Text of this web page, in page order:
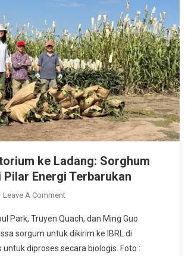
ke Ladang: Sorghum
Energi Terbarukan
Leave A CommentOn
Laboratorium
Ke
Ladang:
Park, Truyen Quach, dan Ming Guo
sorgum untuk dikirim ke IBRL di
untuk diproses secara biologis. Foto :